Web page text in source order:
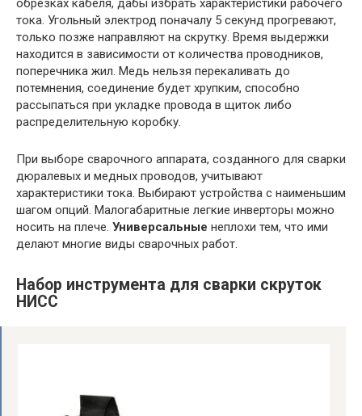
обрезках кабеля, дабы избрать характеристики рабочего
тока. Угольный электрод поначалу 5 секунд прогревают,
только позже направляют на скрутку. Время выдержки
находится в зависимости от количества проводников,
поперечника жил. Медь нельзя перекаливать до
потемнения, соединение будет хрупким, способно
рассыпаться при укладке провода в щиток либо
распределительную коробку.
При выборе сварочного аппарата, созданного для сварки
дюралевых и медных проводов, учитывают
характеристики тока. Выбирают устройства с наименьшим
шагом опций. Малогабаритные легкие инверторы можно
носить на плече. Универсальные неплохи тем, что ими
делают многие виды сварочных работ.
Набор инструмента для сварки скруток
НИСС